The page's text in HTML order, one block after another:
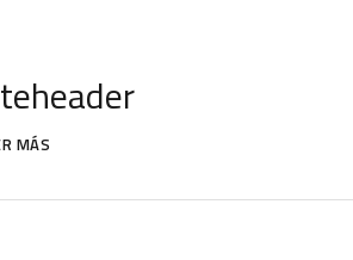
MÁS